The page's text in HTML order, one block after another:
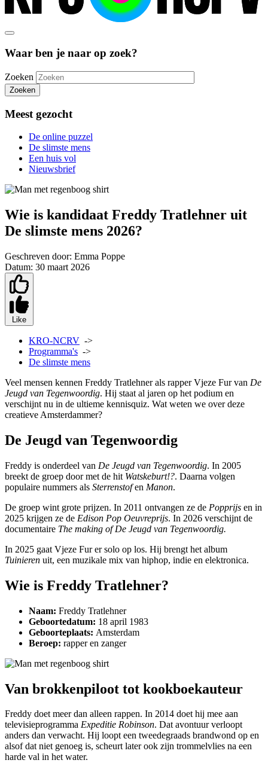
Waar ben je naar op zoek?
Zoeken
Zoeken
Meest gezocht
De online puzzel
De slimste mens
Een huis vol
Nieuwsbrief
Wie is kandidaat Freddy Tratlehner uit
De slimste mens 2026?
Geschreven door: Emma Poppe
Datum: 30 maart 2026
Like
KRO-NCRV ->
Programma's ->
De slimste mens
Veel mensen kennen Freddy Tratlehner als rapper Vjeze Fur van De
Jeugd van Tegenwoordig. Hij staat al jaren op het podium en
verschijnt nu in de ultieme kennisquiz. Wat weten we over deze
creatieve Amsterdammer?
De Jeugd van Tegenwoordig
Freddy is onderdeel van De Jeugd van Tegenwoordig. In 2005
breekt de groep door met de hit Watskeburt!?. Daarna volgen
populaire nummers als Sterrenstofen Manon.
De groep wint grote prijzen. In 2011 ontvangen ze de Popprijs en in
2025 krijgen ze de Edison Pop Oeuvreprijs. In 2026 verschijnt de
documentaire The making of De Jeugd van Tegenwoordig.
In 2025 gaat Vjeze Fur er solo op los. Hij brengt het album
Tuinieren uit, een muzikale mix van hiphop, indie en elektronica.
Wie is Freddy Tratlehner?
Naam: Freddy Tratlehner
Geboortedatum: 18 april 1983
Geboorteplaats: Amsterdam
Beroep: rapper en zanger
Van brokkenpiloot tot kookboekauteur
Freddy doet meer dan alleen rappen. In 2014 doet hij mee aan
televisieprogramma Expeditie Robinson. Dat avontuur verloopt
anders dan verwacht. Hij loopt een tweedegraads brandwond op en
alsof dat niet genoeg is, scheurt later ook zijn trommelvlies na een
harde val in het water.